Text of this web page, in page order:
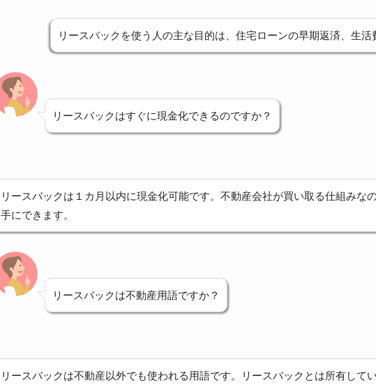
リースバックを使う人の主な目的は、住宅ローンの早期返済、生活
リースバックはすぐに現金化できるのですか？
リースバックは１カ月以内に現金化可能です。不動産会社が買い取る仕組みな
手にできます。
リースバックは不動産用語ですか？
リースバックは不動産以外でも使われる用語です。リースバックとは所有して